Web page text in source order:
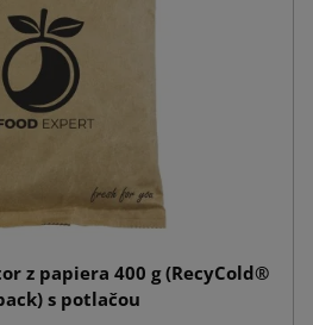
z papiera 400 g (RecyCold®
s potlačou